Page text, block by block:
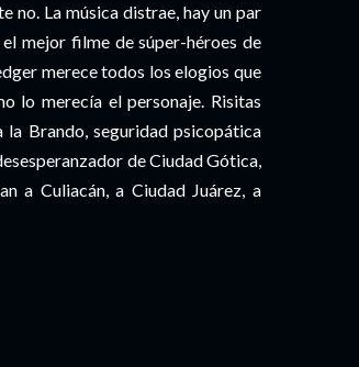
no. La música distrae, hay un par
mejor filme de súper-héroes de
merece todos los elogios que
lo merecía el personaje. Risitas
la Brando, seguridad psicopática
de Ciudad Gótica,
a Culiacán, a Ciudad Juárez, a